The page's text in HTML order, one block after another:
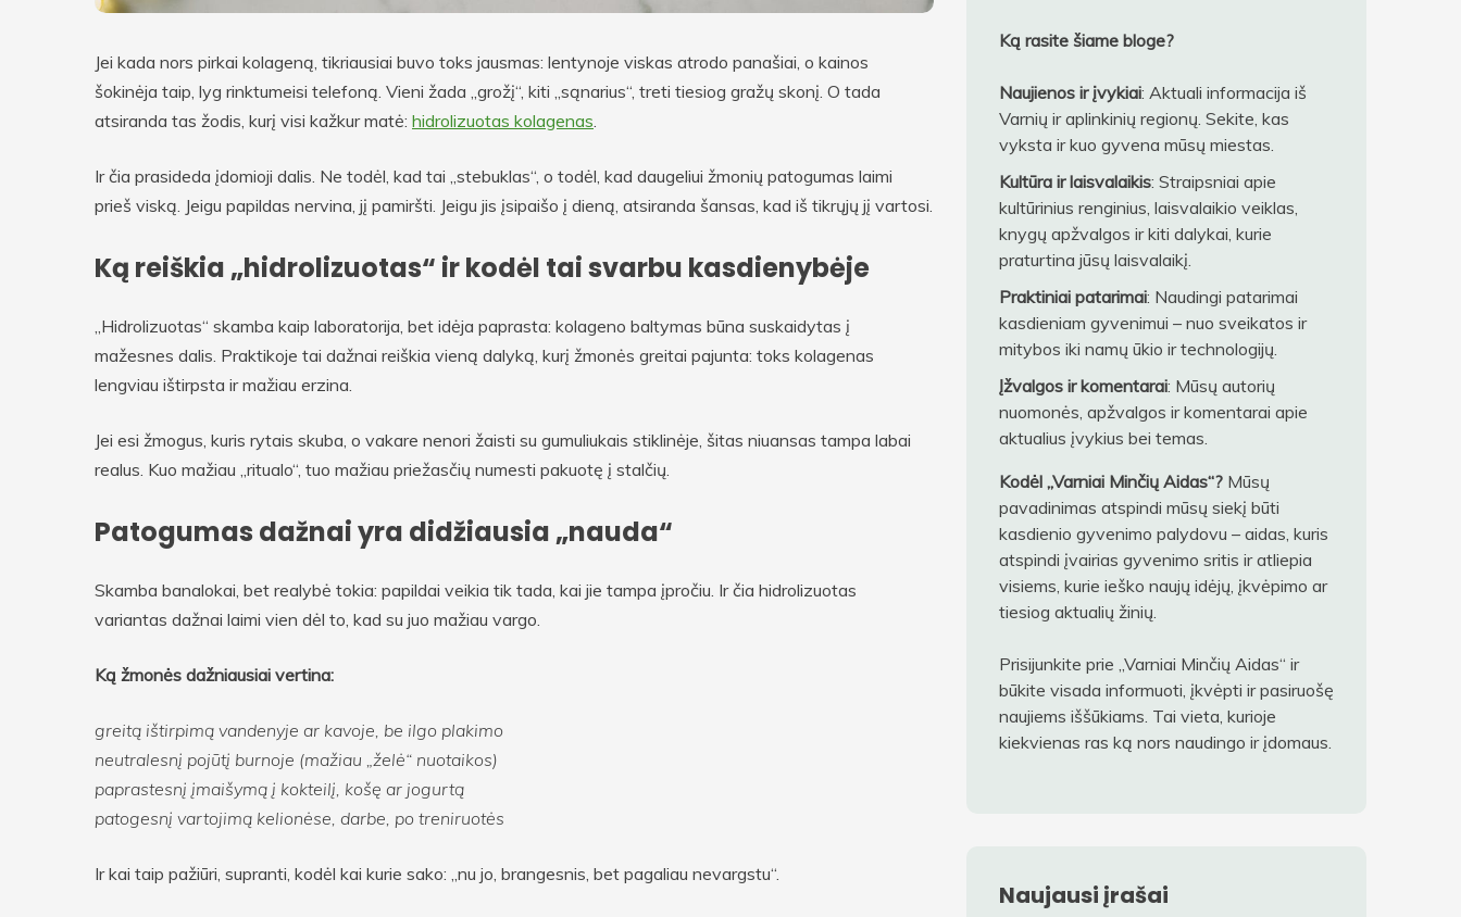
Jei kada nors pirkai kolageną, tikriausiai buvo toks jausmas: lentynoje viskas atrodo panašiai, o kainos
šokinėja taip, lyg rinktumeisi telefoną. Vieni žada „grožį“, kiti „sąnarius“, treti tiesiog gražų skonį. O tada
atsiranda tas žodis, kurį visi kažkur matė: hidrolizuotas kolagenas.
Ir čia prasideda įdomioji dalis. Ne todėl, kad tai „stebuklas“, o todėl, kad daugeliui žmonių patogumas laimi
prieš viską. Jeigu papildas nervina, jį pamiršti. Jeigu jis įsipaišo į dieną, atsiranda šansas, kad iš tikrųjų jį vartosi.
Ką reiškia „hidrolizuotas“ ir kodėl tai svarbu kasdienybėje
„Hidrolizuotas“ skamba kaip laboratorija, bet idėja paprasta: kolageno baltymas būna suskaidytas į
mažesnes dalis. Praktikoje tai dažnai reiškia vieną dalyką, kurį žmonės greitai pajunta: toks kolagenas
lengviau ištirpsta ir mažiau erzina.
Jei esi žmogus, kuris rytais skuba, o vakare nenori žaisti su gumuliukais stiklinėje, šitas niuansas tampa labai
realus. Kuo mažiau „ritualo“, tuo mažiau priežasčių numesti pakuotę į stalčių.
Patogumas dažnai yra didžiausia „nauda“
Skamba banalokai, bet realybė tokia: papildai veikia tik tada, kai jie tampa įpročiu. Ir čia hidrolizuotas
variantas dažnai laimi vien dėl to, kad su juo mažiau vargo.
Ką žmonės dažniausiai vertina:
greitą ištirpimą vandenyje ar kavoje, be ilgo plakimo
neutralesnį pojūtį burnoje (mažiau „želė“ nuotaikos)
paprastesnį įmaišymą į kokteilį, košę ar jogurtą
patogesnį vartojimą kelionėse, darbe, po treniruotės
Ir kai taip pažiūri, supranti, kodėl kai kurie sako: „nu jo, brangesnis, bet pagaliau nevargstu“.
Ką rasite šiame bloge?
Naujienos ir įvykiai: Aktuali informacija iš
Varnių ir aplinkinių regionų. Sekite, kas
vyksta ir kuo gyvena mūsų miestas.
Kultūra ir laisvalaikis: Straipsniai apie
kultūrinius renginius, laisvalaikio veiklas,
knygų apžvalgos ir kiti dalykai, kurie
praturtina jūsų laisvalaikį.
Praktiniai patarimai: Naudingi patarimai
kasdieniam gyvenimui – nuo sveikatos ir
mitybos iki namų ūkio ir technologijų.
Įžvalgos ir komentarai: Mūsų autorių
nuomonės, apžvalgos ir komentarai apie
aktualius įvykius bei temas.
Kodėl „Varniai Minčių Aidas“?Mūsų
pavadinimas atspindi mūsų siekį būti
kasdienio gyvenimo palydovu – aidas, kuris
atspindi įvairias gyvenimo sritis ir atliepia
visiems, kurie ieško naujų idėjų, įkvėpimo ar
tiesiog aktualių žinių.
Prisijunkite prie „Varniai Minčių Aidas“ ir
būkite visada informuoti, įkvėpti ir pasiruošę
naujiems iššūkiams. Tai vieta, kurioje
kiekvienas ras ką nors naudingo ir įdomaus.
Naujausi įrašai